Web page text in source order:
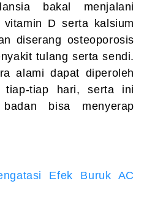
bakal menjalani
vitamin D serta kalsium
diserang osteoporosis
tulang serta sendi.
alami dapat diperoleh
tiap-tiap hari, serta ini
bisa menyerap
Efek Buruk AC